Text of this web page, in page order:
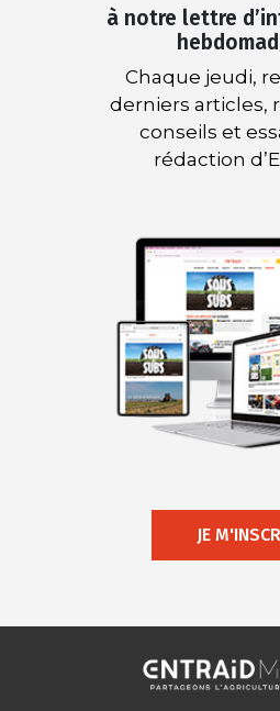
à notre lettre
Chaque jeudi,
derniers articles,
conseils et
rédaction
JE